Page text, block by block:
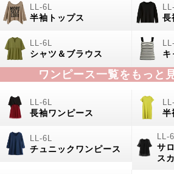
半袖トップス 長
シャツ＆ブラウス キ
ワンピース一覧をもっと
長袖ワンピース 半
チュニックワンピース
サ
ス